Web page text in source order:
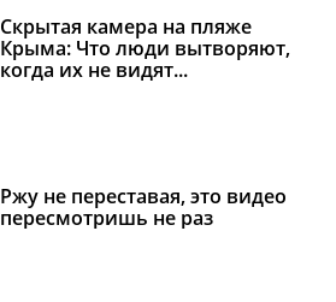
Скрытая камера на пляже
Крыма: Что люди вытворяют,
когда их не видят...
Ржу не переставая, это видео
пересмотришь не раз